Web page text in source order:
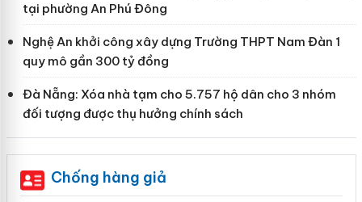
tại phường An Phú Đông
Nghệ An khởi công xây dựng Trường THPT Nam Đàn 1
quy mô gần 300 tỷ đồng
Đà Nẵng: Xóa nhà tạm cho 5.757 hộ dân cho 3 nhóm
đối tượng được thụ hưởng chính sách
Chống hàng giả